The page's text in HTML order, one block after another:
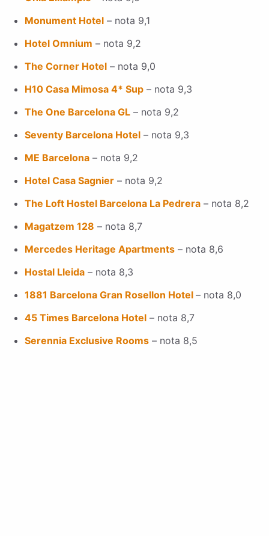
Monument Hotel – nota 9,1
Hotel Omnium – nota 9,2
The Corner Hotel – nota 9,0
H10 Casa Mimosa 4* Sup – nota 9,3
The One Barcelona GL – nota 9,2
Seventy Barcelona Hotel – nota 9,3
ME Barcelona – nota 9,2
Hotel Casa Sagnier – nota 9,2
The Loft Hostel Barcelona La Pedrera – nota 8,2
Magatzem 128 – nota 8,7
Mercedes Heritage Apartments – nota 8,6
Hostal Lleida – nota 8,3
1881 Barcelona Gran Rosellon Hotel – nota 8,0
45 Times Barcelona Hotel – nota 8,7
Serennia Exclusive Rooms – nota 8,5